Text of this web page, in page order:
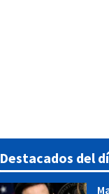
Destacados del